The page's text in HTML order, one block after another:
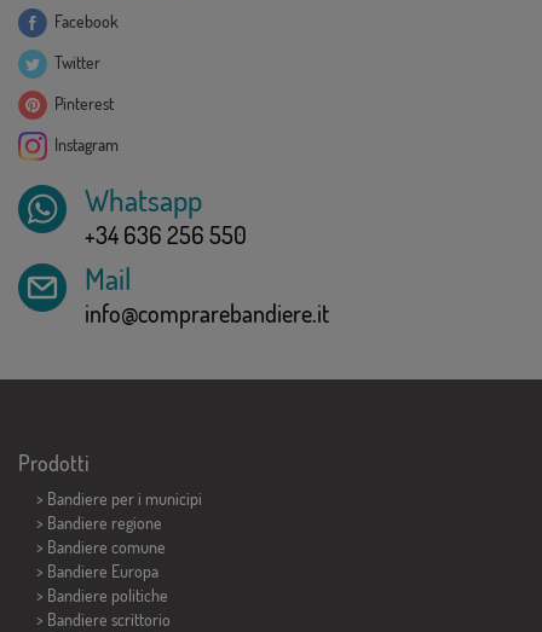
Facebook
Twitter
Pinterest
Instagram
Whatsapp
+34 636 256 550
Mail
info@comprarebandiere.it
Prodotti
> Bandiere per i municipi
> Bandiere regione
> Bandiere comune
> Bandiere Europa
> Bandiere politiche
> Bandiere scrittorio